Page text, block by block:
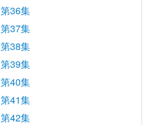
第36集
第37集
第38集
第39集
第40集
第41集
第42集